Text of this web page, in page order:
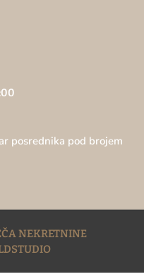
posrednika pod brojem
NEKRETNINE